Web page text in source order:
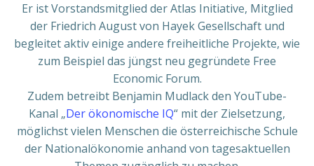
Er ist Vorstandsmitglied der Atlas Initiative, Mitglied
der Friedrich August von Hayek Gesellschaft und
begleitet aktiv einige andere freiheitliche Projekte, wie
zum Beispiel das jüngst neu gegründete Free
Economic Forum.
Zudem betreibt Benjamin Mudlack den YouTube-
Kanal „Der ökonomische IQ“ mit der Zielsetzung,
möglichst vielen Menschen die österreichische Schule
der Nationalökonomie anhand von tagesaktuellen